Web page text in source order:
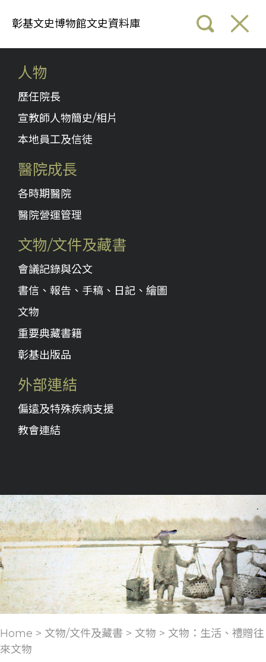
彰基文史博物館文史資料庫
人物
歷任院長
宣教師人物簡史/相片
本地員工及信徒
醫院成長
各時期醫院
醫院營運管理
文物/文件及藏書
會議記錄與公文
書信、報告、手稿、日記、繪圖
文物
重要典藏書籍
彰基出版品
外部連結
偏遠及特殊疾病支援
教會連結
Home > 文物/文件及藏書 > 文物 > 文物：生活、禮贈往
來文物